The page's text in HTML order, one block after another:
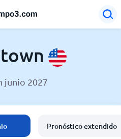
junio 2027
Pronóstico extendido